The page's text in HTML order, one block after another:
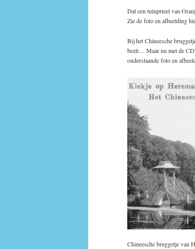
Dat een tuinprieel van
Zie de foto en afbeelding
Bij het Chineesche
bezit… Maar nu met de CD
onderstaande foto en
Chineesche bruggetje van